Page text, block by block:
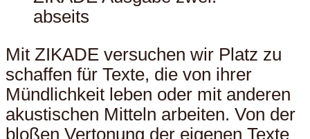
Mit ZIKADE versuchen wir Platz zu
schaffen für Texte, die von ihrer
Mündlichkeit leben oder mit anderen
akustischen Mitteln arbeiten. Von der
bloßen Vertonung der eigenen Texte